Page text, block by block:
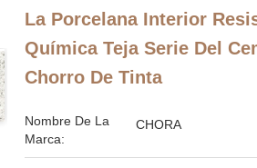
La Porcelana Interior
Química Teja Serie Del
Chorro De Tinta
Nombre De La
Marca:
CHORA